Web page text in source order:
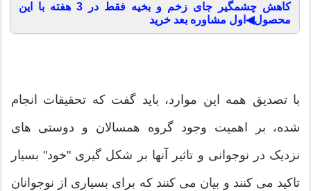
کاهش چشمگیر جای زخم و بخیه فقط در 3 هفته با این
محصول◀اول مشاوره بعد خرید
با تصدیق همه این موارد، باید گفت که تحقیقات انجام
شده، بر اهمیت وجود گروه همسالان و دوستی های
نزدیک در نوجوانی و تاثیر آنها بر شکل گیری "خود" بسیار
تاکید می کنند و بیان می کنند که برای بسیاری از نوجوانان